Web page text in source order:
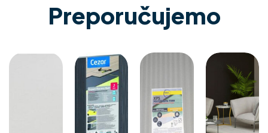
Preporučujemo